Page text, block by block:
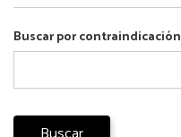
Buscar por contraindicación